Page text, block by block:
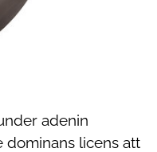
adenin
dominans licens att